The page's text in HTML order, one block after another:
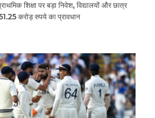
शिक्षा पर बड़ा निवेश, विद्यालयों और छात्र
करोड़ रुपये का प्रावधान